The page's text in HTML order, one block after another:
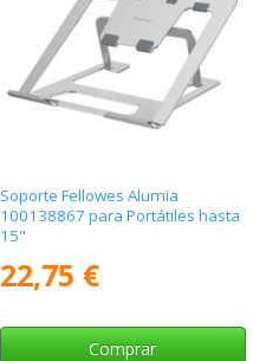
Soporte Fellowes Alumia
100138867 para Portátiles hasta
15"
22,75 €
Comprar